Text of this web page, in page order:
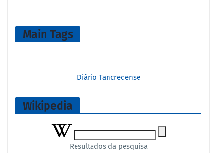
Main Tags
Diário Tancredense
Wikipedia
Resultados da pesquisa